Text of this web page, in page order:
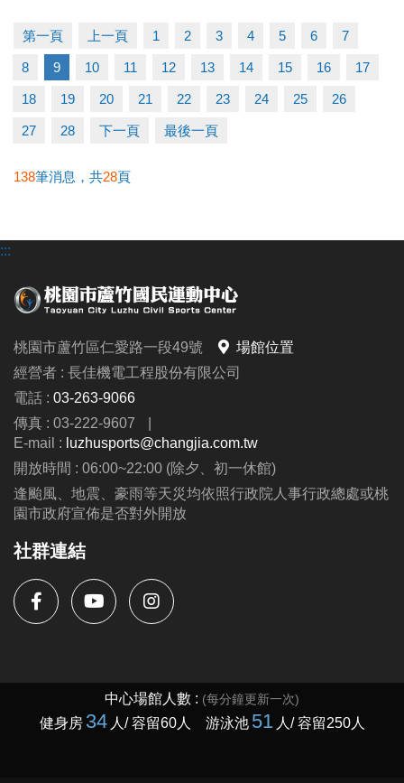
連絡資訊
-洽詢專線：03-2639066 #111
-官網 :
https://www.lzsports.com.tw/zh_TW/news/pageID/1/
-IG : @luzhusports
第一頁 上一頁 1 2 3 4 5 6 7
8 9 10 11 12 13 14 15 16 17
18 19 20 21 22 23 24 25 26
27 28 下一頁 最後一頁
138筆消息，共28頁
:::
桃園市蘆竹區仁愛路一段49號
場館位置
經營者 : 長佳機電工程股份有限公司
電話 : 03-263-9066
傳真 : 03-222-9607
|
E-mail : luzhusports@changjia.com.tw
開放時間 : 06:00~22:00 (除夕、初一休館)
逢颱風、地震、豪雨等天災均依照行政院人事行政總處或桃
園市政府宣佈是否對外開放
社群連結